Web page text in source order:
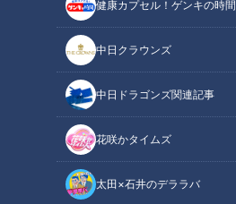
健康カプセル！ゲンキの時間
中日クラウンズ
中日ドラゴンズ関連記事
花咲かタイムズ
太田×石井のデララバ